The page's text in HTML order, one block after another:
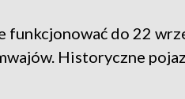
funkcjonować do 22
Historyczne